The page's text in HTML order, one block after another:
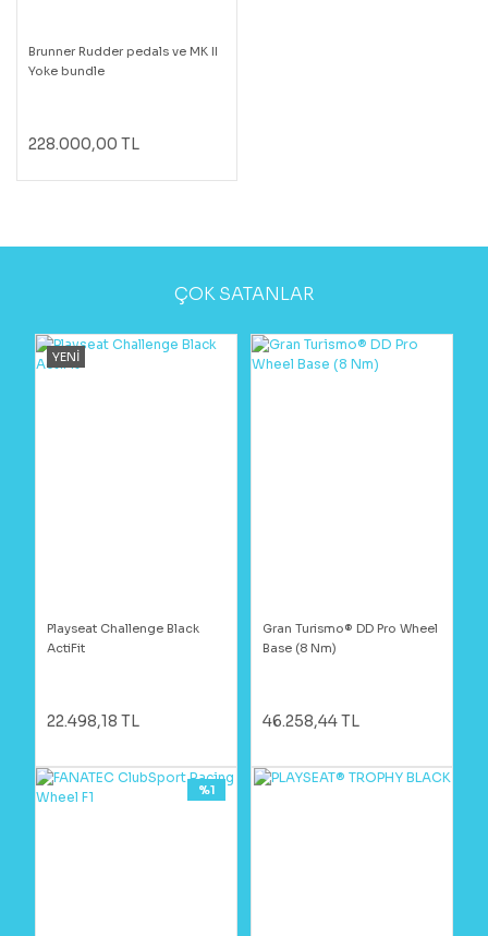
Brunner Rudder pedals ve MK II
Yoke bundle
228.000,00 TL
ÇOK SATANLAR
YENİ
Playseat Challenge Black
ActiFit
22.498,18 TL
Gran Turismo® DD Pro Wheel
Base (8 Nm)
46.258,44 TL
%1